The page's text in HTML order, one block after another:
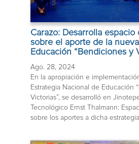
Carazo: Desarrolla
sobre el aporte de la
Educación “Bendiciones y
Ago. 28, 2024
En la apropiación e
Estrategia Nacional de Educación
Victorias”, se desarrolló en
Tecnológico Ernst Thalmann:
sobre los aportes a dicha